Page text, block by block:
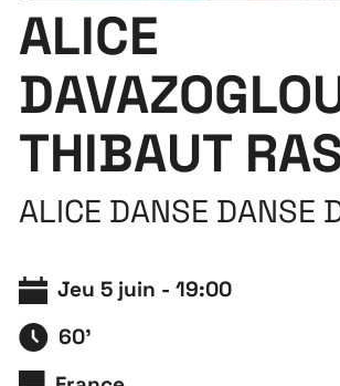
ALICE
THIBAUT
ALICE DANSE DANSE
Jeu 5 juin - 19:00
60'